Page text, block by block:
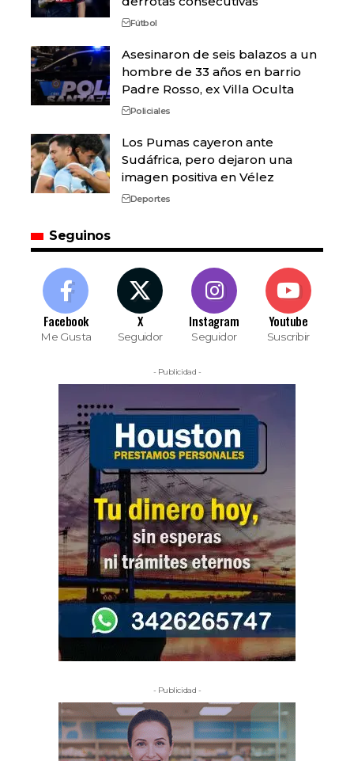
Fútbol
Asesinaron de seis balazos a un
hombre de 33 años en barrio
Padre Rosso, ex Villa Oculta
Policiales
Los Pumas cayeron ante
Sudáfrica, pero dejaron una
imagen positiva en Vélez
Deportes
Seguinos
Facebook
Me Gusta
X
Seguidor
Instagram
Seguidor
Youtube
Suscribir
- Publicidad -
- Publicidad -